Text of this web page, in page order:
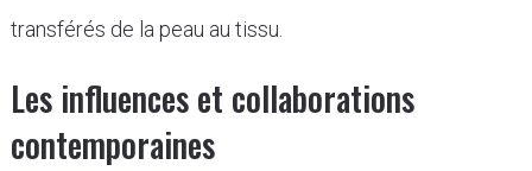
transférés de la peau au tissu.
Les influences et collaborations
contemporaines